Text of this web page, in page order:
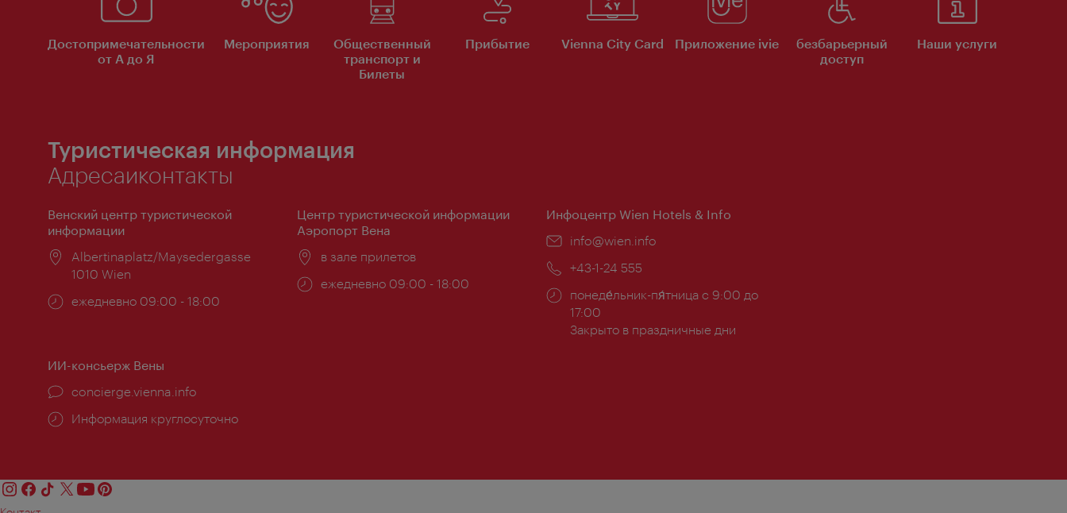
Достопримечательности
от А до Я
Мероприятия
Общественный
транспорт и
Билеты
Прибытие Vienna City Card Приложение ivie
безбарьерный
доступ
Наши услуги
Туристическая информация
Адресаиконтакты
Венский центр туристической
информации
Расположение:
Albertinaplatz/Maysedergasse
1010 Wien
Часы
ежедневно 09:00 - 18:00
Центр туристической информации
Аэропорт Вена
Расположение:
в зале прилетов
Часы
ежедневно 09:00 - 18:00
Инфоцентр Wien Hotels & Info
Эл.
info@wien.info
Телефон:
+43-1-24 555
Часы
работы:
понеде́льник-пя́тница с 9:00 до
17:00
Закрыто в праздничные дни
ИИ-консьерж Вены
concierge.vienna.info
Информация круглосуточно